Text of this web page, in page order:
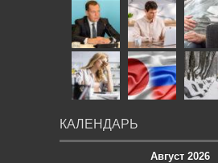
КАЛЕНДАРЬ
Август 2026